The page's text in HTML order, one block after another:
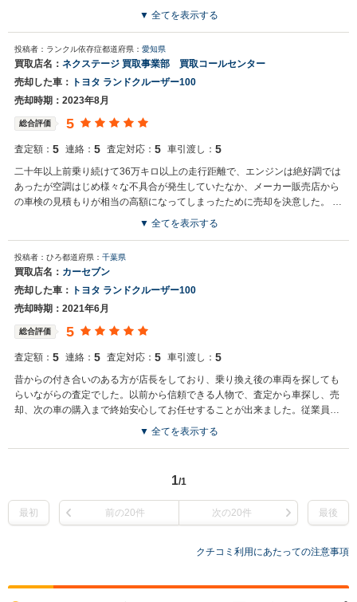
た。古くなっていたので、サビや不具合などはありましたが、本来の価値は
▼ 全てを表示する
投稿者：ランクル依存症都道府県： 愛知県
買取店名： ネクステージ 買取事業部 買取コールセンター
売却した車：
トヨタ ランドクルーザー100
売却時期：2023年8月
総合評価 5
査定額： 5 連絡： 5 査定対応： 5 車引渡し： 5
二十年以上前乗り続けて36万キロ以上の走行距離で、エンジンは絶好調では
あったが空調はじめ様々な不具合が発生していたなか、メーカー販売店から
の車検の見積もりが相当の高額になってしまったために売却を決意した。 一
括査定サイトではウェブでの査定対象外とされたため、アナウンスされた２
員が何としても購入したいと担当店舗の店長と交渉して数字を出してくれ
た。 受け渡しの際の店舗での対応も気持ちの良いものであったが、何と言っ
ても査定員の印象が良かった。
▼ 全てを表示する
投稿者：ひろ都道府県： 千葉県
買取店名： カーセブン
売却した車：
トヨタ ランドクルーザー100
売却時期：2021年6月
総合評価 5
査定額： 5 連絡： 5 査定対応： 5 車引渡し： 5
昔からの付き合いのある方が店長をしており、乗り換え後の車両を探しても
らいながらの査定でした。以前から信頼できる人物で、査定から車探し、売
却、次の車の購入まで終始安心してお任せすることが出来ました。従業員の
教育も行き届いていて、来店したときも気持ちの良い対応でした。
▼ 全てを表示する
1/1
最初 前の20件 次の20件 最後
クチコミ利用にあたっての注意事項